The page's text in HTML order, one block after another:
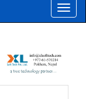
Toggle